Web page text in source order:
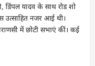
डिंपल यादव के साथ रोड शो
उत्साहित नजर आई थी।
में छोटी सभाएं कीं। कई